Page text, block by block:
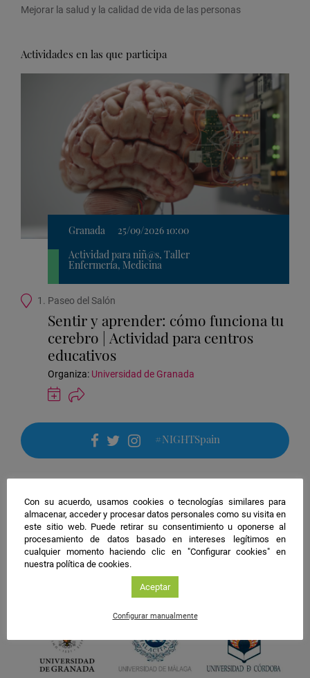
Mejorar la salud y la calidad de vida de las personas
Actividades en las que participa
Granada
25/09/2026 10:00
Actividad para niñ@s, Taller
Enfermería, Medicina
Ubicación
actividad
1. Paseo del Salón
Sentir y aprender: cómo funciona tu
cerebro | Actividad para centros
educativos
Organiza: Universidad de Granada
Guardar
actividad
Calendar
facebook
twitter
instagram
#NIGHTSpain
Con su acuerdo, usamos cookies o tecnologías similares para
almacenar, acceder y procesar datos personales como su visita en
este sitio web. Puede retirar su consentimiento u oponerse al
procesamiento de datos basado en intereses legítimos en
cualquier momento haciendo clic en "Configurar cookies" en
nuestra política de cookies.
Aceptar
Configurar manualmente